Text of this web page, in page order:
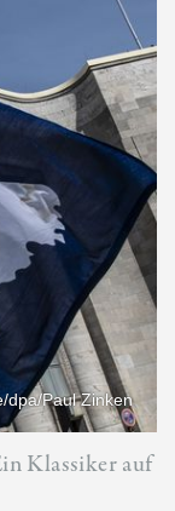
dpa/Paul Zinken
Klassiker auf